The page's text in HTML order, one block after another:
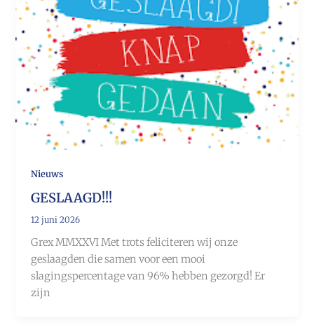
Nieuws
GESLAAGD!!!
12 juni 2026
Grex MMXXVI Met trots feliciteren wij onze
geslaagden die samen voor een mooi
slagingspercentage van 96% hebben gezorgd! Er
zijn